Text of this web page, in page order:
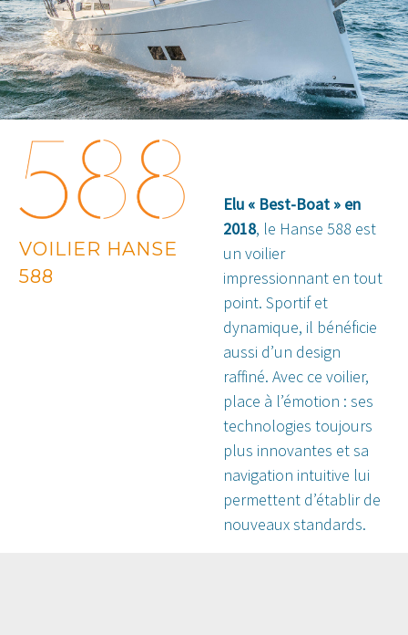
VOILIER HANSE
588
Elu « Best-Boat » en
2018, le Hanse 588 est
un voilier
impressionnant en tout
point. Sportif et
dynamique, il bénéficie
aussi d’un design
raffiné. Avec ce voilier,
place à l’émotion : ses
technologies toujours
plus innovantes et sa
navigation intuitive lui
permettent d’établir de
nouveaux standards.